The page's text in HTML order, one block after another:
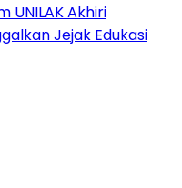
UNILAK Akhiri
Jejak Edukasi